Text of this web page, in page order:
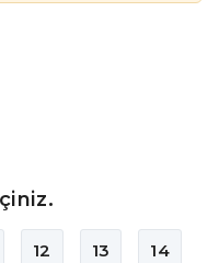
12 13 14